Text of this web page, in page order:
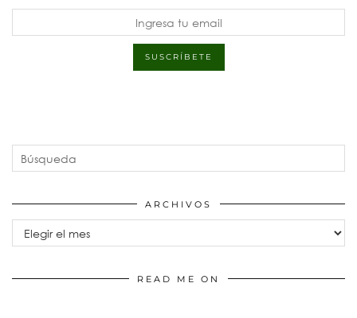
ARCHIVOS
READ ME ON